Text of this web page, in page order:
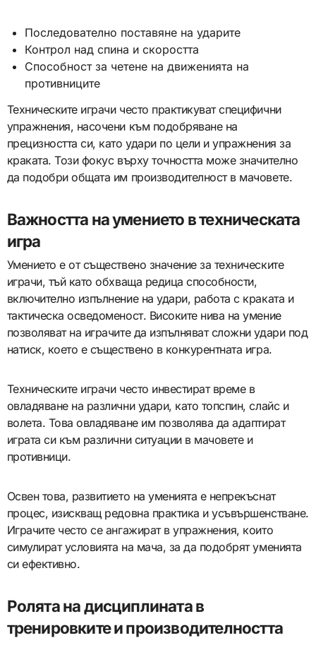
Последователно поставяне на ударите
Контрол над спина и скоростта
Способност за четене на движенията на
противниците
Техническите играчи често практикуват специфични
упражнения, насочени към подобряване на
прецизността си, като удари по цели и упражнения за
краката. Този фокус върху точността може значително
да подобри общата им производителност в мачовете.
Важността на умението в техническата
игра
Умението е от съществено значение за техническите
играчи, тъй като обхваща редица способности,
включително изпълнение на удари, работа с краката и
тактическа осведоменост. Високите нива на умение
позволяват на играчите да изпълняват сложни удари под
натиск, което е съществено в конкурентната игра.
Техническите играчи често инвестират време в
овладяване на различни удари, като топспин, слайс и
волета. Това овладяване им позволява да адаптират
играта си към различни ситуации в мачовете и
противници.
Освен това, развитието на уменията е непрекъснат
процес, изискващ редовна практика и усъвършенстване.
Играчите често се ангажират в упражнения, които
симулират условията на мача, за да подобрят уменията
си ефективно.
Ролята на дисциплината в
тренировките и производителността